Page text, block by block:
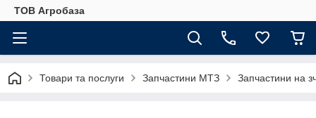
ТОВ Агробаза
Товари та послуги Запчастини МТЗ Запчастини на